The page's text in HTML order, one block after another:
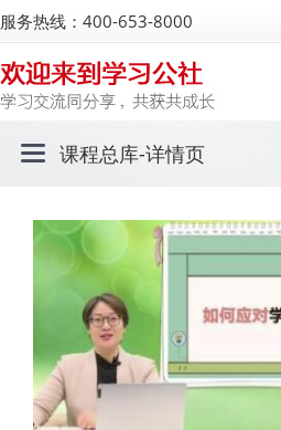
服务热线：400-653-8000
课程总库-详情页